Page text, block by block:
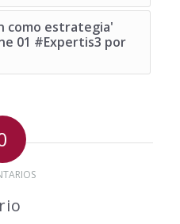
como estrategia'
01 #Expertis3 por